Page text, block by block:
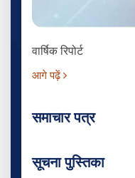
वार्षिक रिपोर्ट
आगे पढ़ें
समाचार पत्र
सूचना पुस्तिका